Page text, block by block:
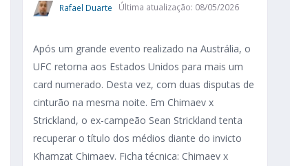
Rafael Duarte Última atualização: 08/05/2026
Após um grande evento realizado na Austrália, o
UFC retorna aos Estados Unidos para mais um
card numerado. Desta vez, com duas disputas de
cinturão na mesma noite. Em Chimaev x
Strickland, o ex-campeão Sean Strickland tenta
recuperar o título dos médios diante do invicto
Khamzat Chimaev. Ficha técnica: Chimaev x